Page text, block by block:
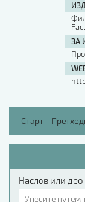
ЗА
Старт
Наслов или део